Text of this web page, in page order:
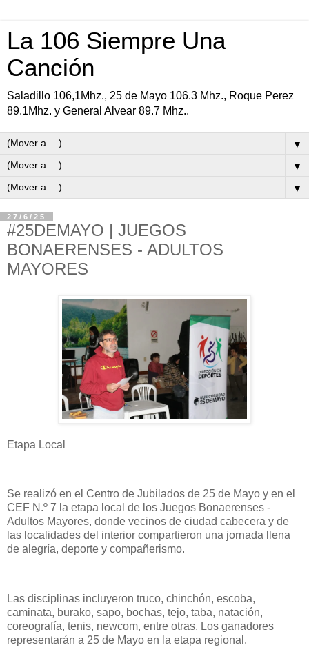
La 106 Siempre Una
Canción
Saladillo 106,1Mhz., 25 de Mayo 106.3 Mhz., Roque Perez
89.1Mhz. y General Alvear 89.7 Mhz..
▼
▼
▼
27/6/25
#25DEMAYO | JUEGOS
BONAERENSES - ADULTOS
MAYORES
Etapa Local
Se realizó en el Centro de Jubilados de 25 de Mayo y en el
CEF N.º 7 la etapa local de los Juegos Bonaerenses -
Adultos Mayores, donde vecinos de ciudad cabecera y de
las localidades del interior compartieron una jornada llena
de alegría, deporte y compañerismo.
Las disciplinas incluyeron truco, chinchón, escoba,
caminata, burako, sapo, bochas, tejo, taba, natación,
coreografía, tenis, newcom, entre otras. Los ganadores
representarán a 25 de Mayo en la etapa regional.